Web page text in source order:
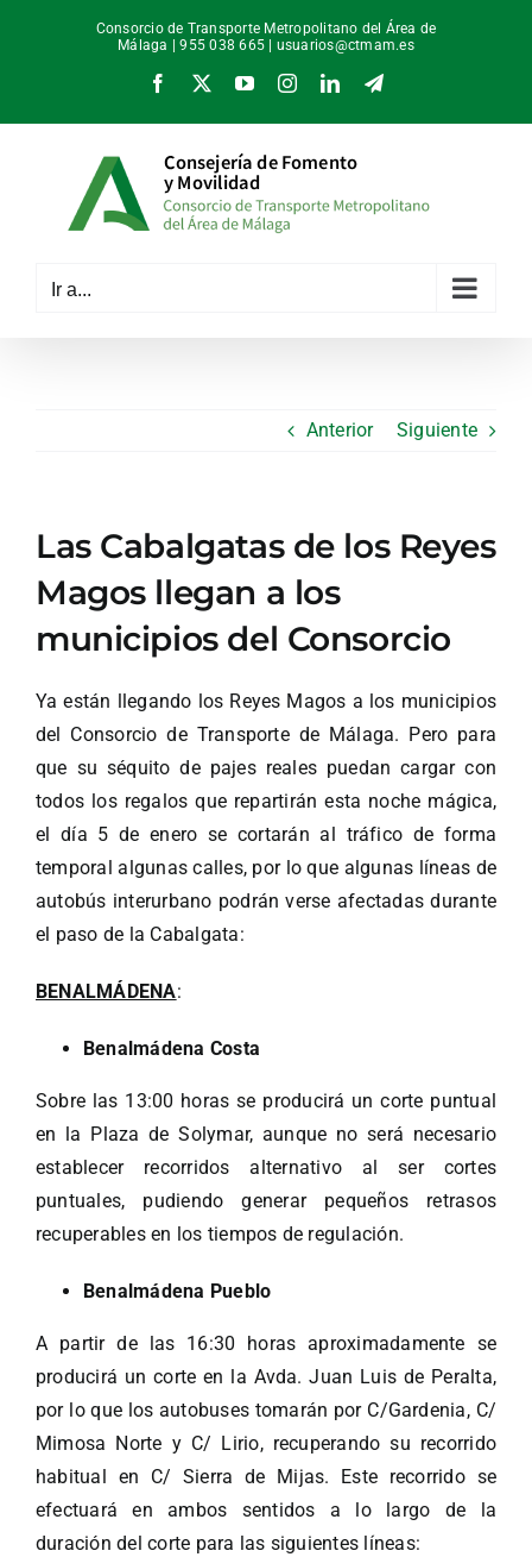
Consorcio de Transporte Metropolitano del Área de
Málaga | 955 038 665 | usuarios@ctmam.es
Facebook
X YouTubeInstagramLinkedInTelegram
Ir a...
Anterior Siguiente
Las Cabalgatas de los Reyes
Magos llegan a los
municipios del Consorcio
Ya están llegando los Reyes Magos a los municipios
del Consorcio de Transporte de Málaga. Pero para
que su séquito de pajes reales puedan cargar con
todos los regalos que repartirán esta noche mágica,
el día 5 de enero se cortarán al tráfico de forma
temporal algunas calles, por lo que algunas líneas de
autobús interurbano podrán verse afectadas durante
el paso de la Cabalgata:
BENALMÁDENA:
Benalmádena Costa
Sobre las 13:00 horas se producirá un corte puntual
en la Plaza de Solymar, aunque no será necesario
establecer recorridos alternativo al ser cortes
puntuales, pudiendo generar pequeños retrasos
recuperables en los tiempos de regulación.
Benalmádena Pueblo
A partir de las 16:30 horas aproximadamente se
producirá un corte en la Avda. Juan Luis de Peralta,
por lo que los autobuses tomarán por C/Gardenia, C/
Mimosa Norte y C/ Lirio, recuperando su recorrido
habitual en C/ Sierra de Mijas. Este recorrido se
efectuará en ambos sentidos a lo largo de la
duración del corte para las siguientes líneas: